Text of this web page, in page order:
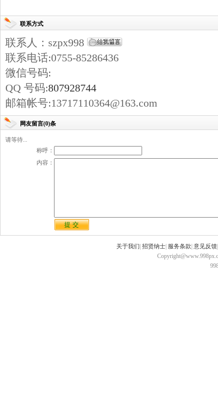
联系方式
联系人：szpx998
联系电话:0755-85286436
微信号码:
QQ 号码:807928744
邮箱帐号:13717110364@163.com
网友留言(0)条
请等待...
称呼：
内容：
关于我们 招贤纳士 服务条款 意见反馈